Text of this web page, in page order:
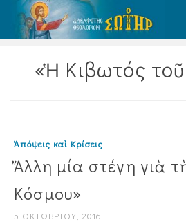
«Ἡ Κιβωτός
Ἀπόψεις καὶ Κρίσεις
Ἄλλη μία στέγη γιὰ
Κόσμου»
5 ΟΚΤΩΒΡΊΟΥ, 2016